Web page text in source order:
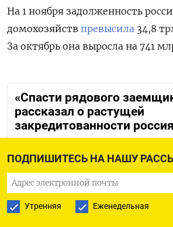
ПОДПИШИТЕСЬ НА НАШУ
Утренняя Еженедельная
На 1 ноября задолженность
домохозяйств превысила 34,8
За октябрь она выросла на 741
«Спасти рядового
рассказал о растущей
закредитованности
ПОДПИСАТЬСЯ НА